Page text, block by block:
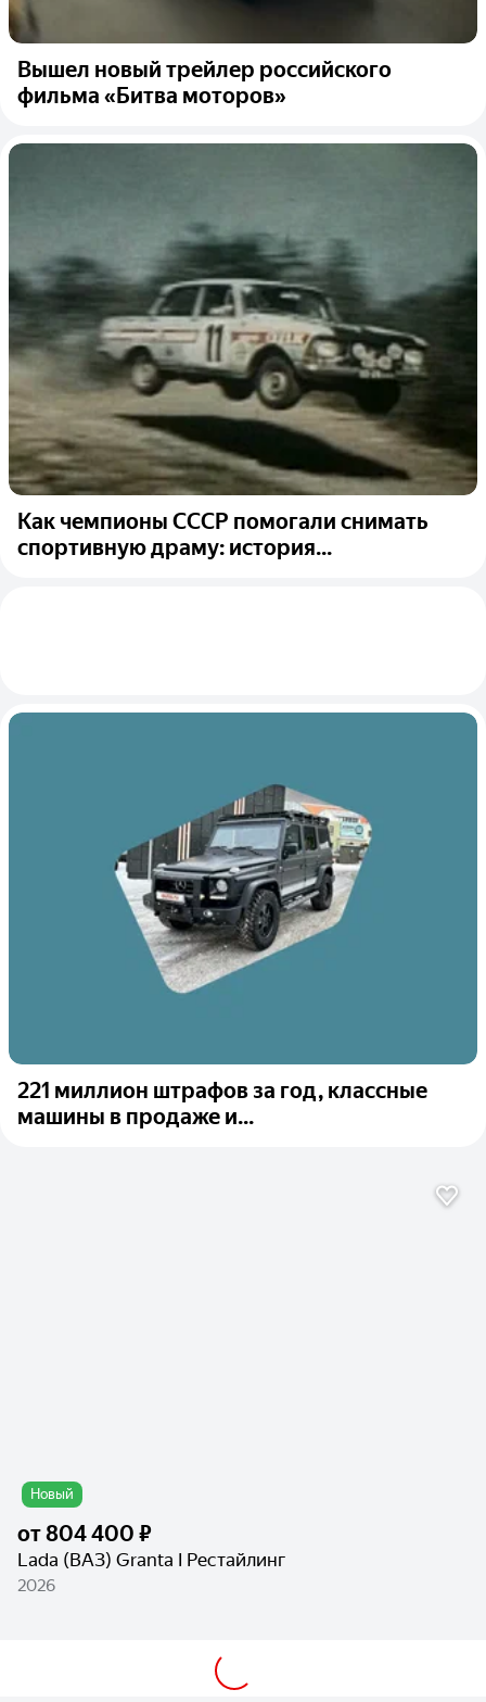
Вышел новый трейлер российского
фильма «Битва моторов»
Как чемпионы СССР помогали снимать
спортивную драму: история...
221 миллион штрафов за год, классные
машины в продаже и...
Новый
от804 400 ₽
Lada (ВАЗ) Granta I Рестайлинг
2026